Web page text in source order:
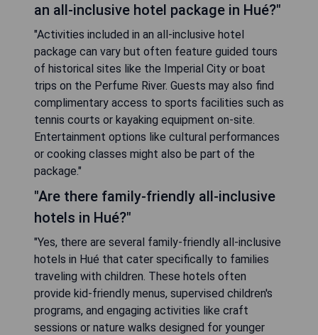
an all-inclusive hotel package in Hué?"
"Activities included in an all-inclusive hotel
package can vary but often feature guided tours
of historical sites like the Imperial City or boat
trips on the Perfume River. Guests may also find
complimentary access to sports facilities such as
tennis courts or kayaking equipment on-site.
Entertainment options like cultural performances
or cooking classes might also be part of the
package."
"Are there family-friendly all-inclusive
hotels in Hué?"
"Yes, there are several family-friendly all-inclusive
hotels in Hué that cater specifically to families
traveling with children. These hotels often
provide kid-friendly menus, supervised children's
programs, and engaging activities like craft
sessions or nature walks designed for younger